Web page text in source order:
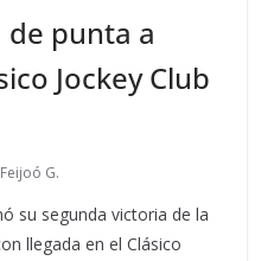
de punta a
Jockey Club
G.
su segunda victoria de la
llegada en el Clásico